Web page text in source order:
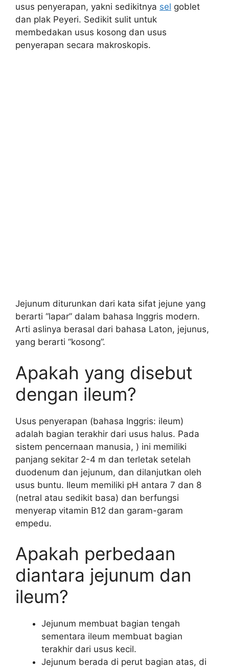
usus penyerapan, yakni sedikitnya sel goblet
dan plak Peyeri. Sedikit sulit untuk
membedakan usus kosong dan usus
penyerapan secara makroskopis.
Jejunum diturunkan dari kata sifat jejune yang
berarti “lapar” dalam bahasa Inggris modern.
Arti aslinya berasal dari bahasa Laton, jejunus,
yang berarti “kosong”.
Apakah yang disebut
dengan ileum?
Usus penyerapan (bahasa Inggris: ileum)
adalah bagian terakhir dari usus halus. Pada
sistem pencernaan manusia, ) ini memiliki
panjang sekitar 2-4 m dan terletak setelah
duodenum dan jejunum, dan dilanjutkan oleh
usus buntu. Ileum memiliki pH antara 7 dan 8
(netral atau sedikit basa) dan berfungsi
menyerap vitamin B12 dan garam-garam
empedu.
Apakah perbedaan
diantara jejunum dan
ileum?
Jejunum membuat bagian tengah
sementara ileum membuat bagian
terakhir dari usus kecil.
Jejunum berada di perut bagian atas, di